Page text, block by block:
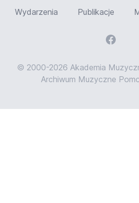
Wydarzenia Publikacje
© 2000-2026 Akademia
Archiwum Muzyczne